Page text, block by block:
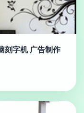
刻字机 广告制作